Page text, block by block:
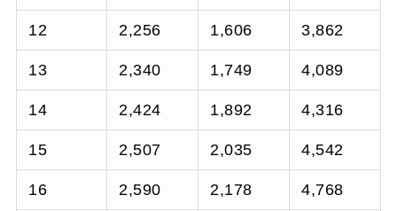
12 2,256 1,606 3,862
13 2,340 1,749 4,089
14 2,424 1,892 4,316
15 2,507 2,035 4,542
16 2,590 2,178 4,768